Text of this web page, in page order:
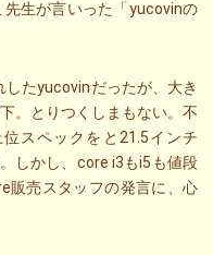
生が言いった「yucovinの
たyucovinだったが、大き
。とりつくしまもない。不
スペックをと21.5インチ
しかし、core i3もi5も値段
販売スタッフの発言に、心